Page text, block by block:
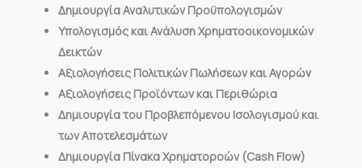
Δημιουργία Αναλυτικών Προϋπολογισμών
Υπολογισμός και Ανάλυση Χρηματοοικονομικών
Δεικτών
Αξιολογήσεις Πολιτικών Πωλήσεων και Αγορών
Αξιολογήσεις Προϊόντων και Περιθώρια
Δημιουργία του Προβλεπόμενου Ισολογισμού και
των Αποτελεσμάτων
Δημιουργία Πίνακα Χρηματοροών (Cash Flow)